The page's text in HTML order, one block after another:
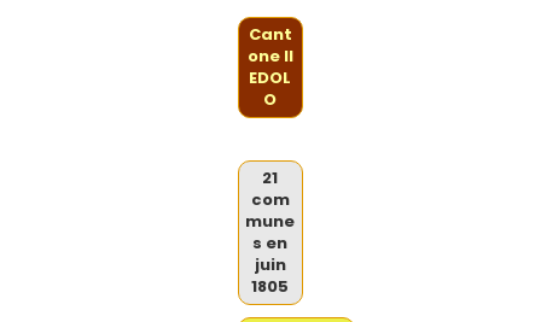
Cant
one II
EDOL
O
21
com
mune
s en
juin
1805